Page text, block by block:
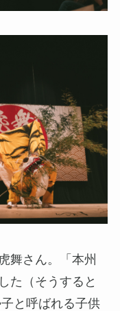
舞さん。「本州
た（そうすると
と呼ばれる子供